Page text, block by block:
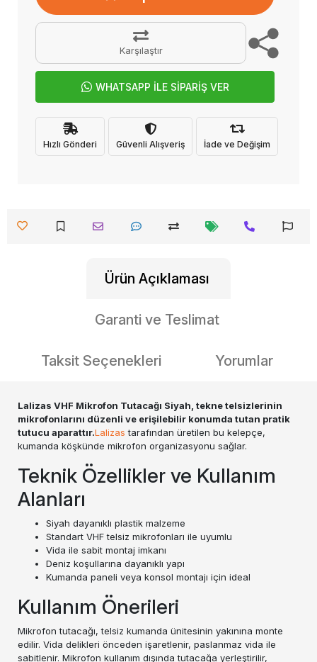
Karşılaştır
WHATSAPP İLE SİPARİŞ VER
Hızlı Gönderi Güvenli Alışveriş İade ve Değişim
Ürün Açıklaması
Garanti ve Teslimat
Taksit Seçenekleri Yorumlar
Lalizas VHF Mikrofon Tutacağı Siyah, tekne telsizlerinin
mikrofonlarını düzenli ve erişilebilir konumda tutan pratik
tutucu aparattır.Lalizas tarafından üretilen bu kelepçe,
kumanda köşkünde mikrofon organizasyonu sağlar.
Teknik Özellikler ve Kullanım
Alanları
Siyah dayanıklı plastik malzeme
Standart VHF telsiz mikrofonları ile uyumlu
Vida ile sabit montaj imkanı
Deniz koşullarına dayanıklı yapı
Kumanda paneli veya konsol montajı için ideal
Kullanım Önerileri
Mikrofon tutacağı, telsiz kumanda ünitesinin yakınına monte
edilir. Vida delikleri önceden işaretlenir, paslanmaz vida ile
sabitlenir. Mikrofon kullanım dışında tutacağa yerleştirilir,